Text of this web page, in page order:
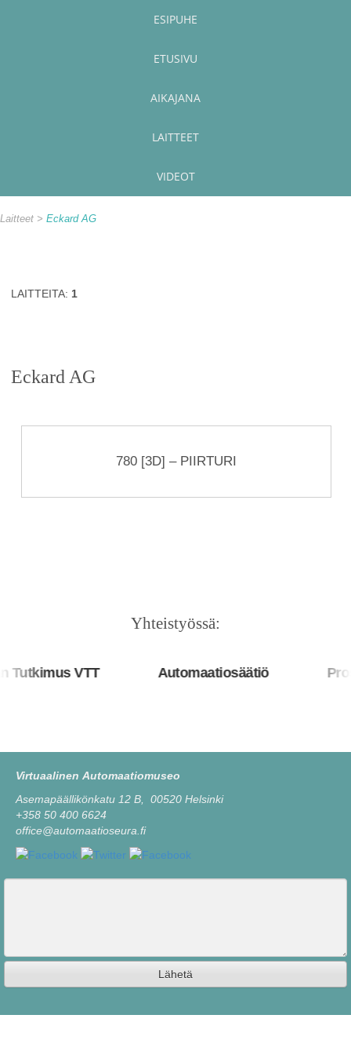
ESIPUHE
ETUSIVU
AIKAJANA
LAITTEET
VIDEOT
Laitteet Eckard AG
LAITTEITA: 1
Eckard AG
780 [3D] – PIIRTURI
Yhteistyössä:
VTT Automaatiosäätiö
Virtuaalinen Automaatiomuseo
Asemapäällikönkatu 12 B, 00520 Helsinki
+358 50 400 6624
office@automaatioseura.fi
Lähetä